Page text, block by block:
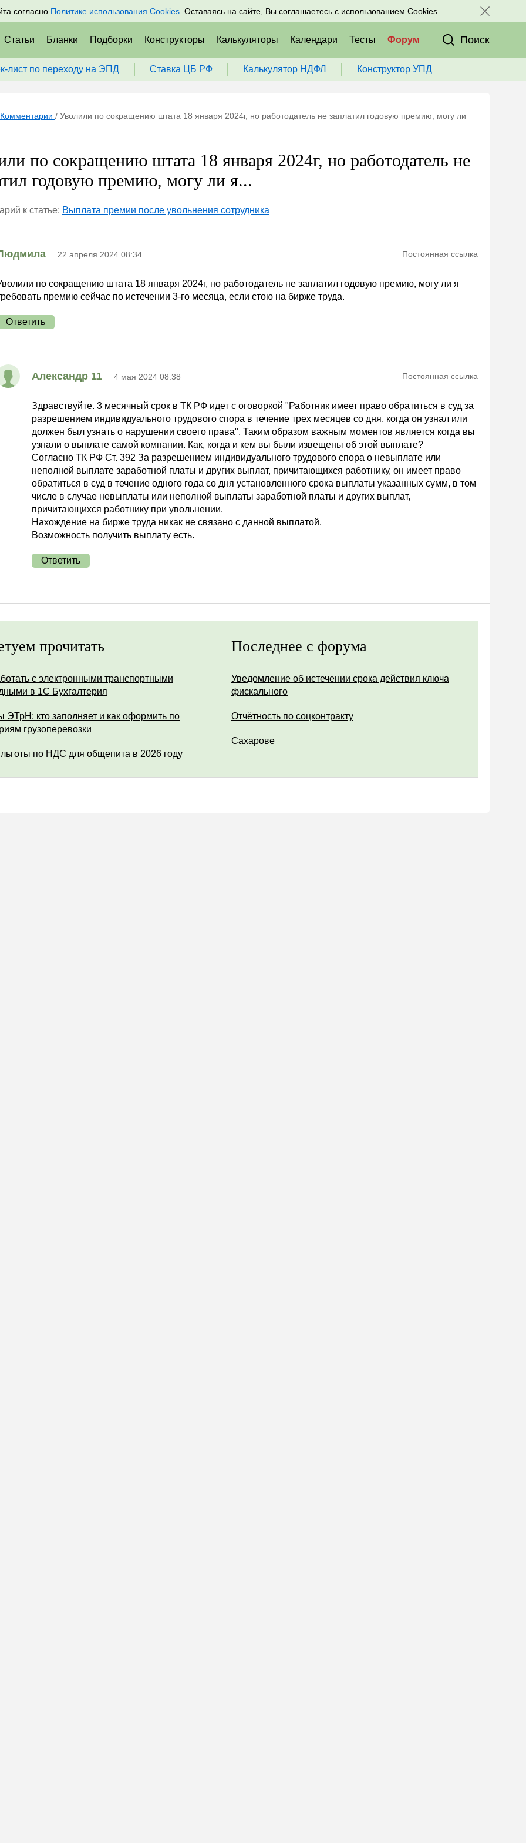
согласно Политике использования Cookies . Оставаясь на сайте, Вы соглашаетесь с использованием Cookies.
Подписаться Присоединяйтесь к нам в соц. сетях:
Статьи Бланки Подборки Конструкторы Калькуляторы Календари Тесты Форум Поиск
лист по переходу на ЭПД Ставка ЦБ РФ Калькулятор НДФЛ Конструктор УПД
Комментарии / Уволили по сокращению штата 18 января 2024г, но работодатель не заплатил годовую премию, могу ли
по сокращению штата 18 января 2024г, но работодатель не
годовую премию, могу ли я...
к статье: Выплата премии после увольнения сотрудника
22 апреля 2024 08:34 Постоянная ссылка
по сокращению штата 18 января 2024г, но работодатель не заплатил годовую премию, могу ли я
премию сейчас по истечении 3-го месяца, если стою на бирже труда.
Ответить
Александр 11 4 мая 2024 08:38 Постоянная ссылка
Здравствуйте. 3 месячный срок в ТК РФ идет с оговоркой "Работник имеет право обратиться в суд за
разрешением индивидуального трудового спора в течение трех месяцев со дня, когда он узнал или
должен был узнать о нарушении своего права". Таким образом важным моментов является когда вы
узнали о выплате самой компании. Как, когда и кем вы были извещены об этой выплате?
Согласно ТК РФ Ст. 392 За разрешением индивидуального трудового спора о невыплате или
неполной выплате заработной платы и других выплат, причитающихся работнику, он имеет право
обратиться в суд в течение одного года со дня установленного срока выплаты указанных сумм, в том
числе в случае невыплаты или неполной выплаты заработной платы и других выплат,
причитающихся работнику при увольнении.
Нахождение на бирже труда никак не связано с данной выплатой.
Возможность получить выплату есть.
Ответить
прочитать
с электронными транспортными
в 1С Бухгалтерия
ЭТрН: кто заполняет и как оформить по
грузоперевозки
льготы по НДС для общепита в 2026 году
Последнее с форума
Уведомление об истечении срока действия ключа
фискального
Отчётность по соцконтракту
Сахарове